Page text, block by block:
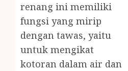
renang ini memiliki
fungsi yang mirip
dengan tawas, yaitu
untuk mengikat
kotoran dalam air dan